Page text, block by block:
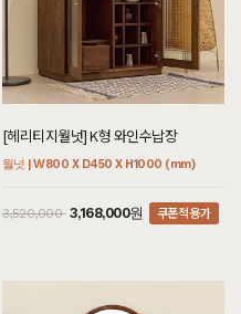
[헤리티지월넛] K형 와인수납장
월넛 | W800 X D450 X H1000 (mm)
3,520,000 3,168,000원 쿠폰적용가